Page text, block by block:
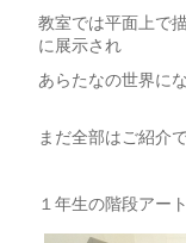
教室では平面上で
に展示され
あらたなの世界に
まだ全部はご紹介
１年生の階段アート